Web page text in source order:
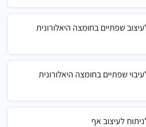
שפתיים בחומצה היאלורונית
שפתיים בחומצה היאלורונית
לעיצוב אף